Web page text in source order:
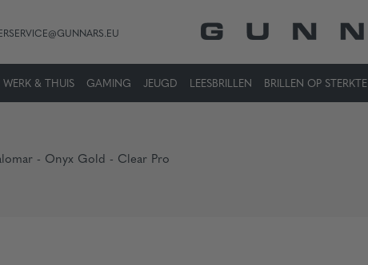
WERK & THUIS GAMING JEUGD LEESBRILLEN BRILLEN OP STERKTE
- Onyx Gold - Clear Pro